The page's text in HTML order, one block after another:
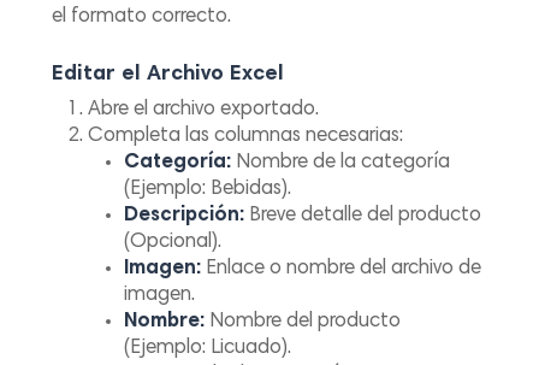
el formato correcto.
Editar el Archivo Excel
Abre el archivo exportado.
Completa las columnas necesarias:
Categoría: Nombre de la categoría
(Ejemplo: Bebidas).
Descripción: Breve detalle del producto
(Opcional).
Imagen: Enlace o nombre del archivo de
imagen.
Nombre: Nombre del producto
(Ejemplo: Licuado).